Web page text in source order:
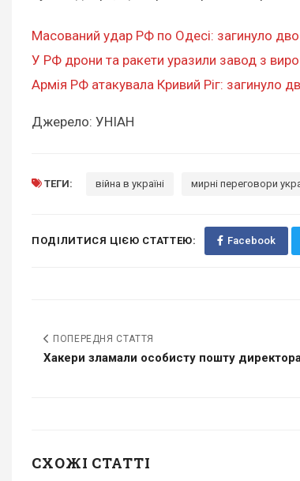
Масований удар РФ по Одесі: загинуло
У РФ дрони та ракети уразили завод з
Армія РФ атакувала Кривий Ріг: загинуло
Джерело: УНІАН
ТЕГИ: війна в україні мирні переговори
ПОДІЛИТИСЯ ЦІЄЮ СТАТТЕЮ: Facebook
ПОПЕРЕДНЯ СТАТТЯ
Хакери зламали особисту пошту
СХОЖІ СТАТТІ